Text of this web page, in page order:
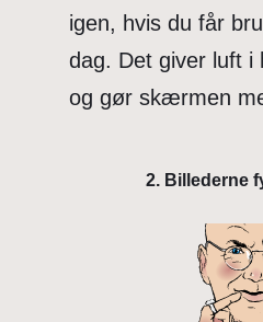
igen, hvis du får
dag. Det giver luft i
og gør skærmen
2. Billederne